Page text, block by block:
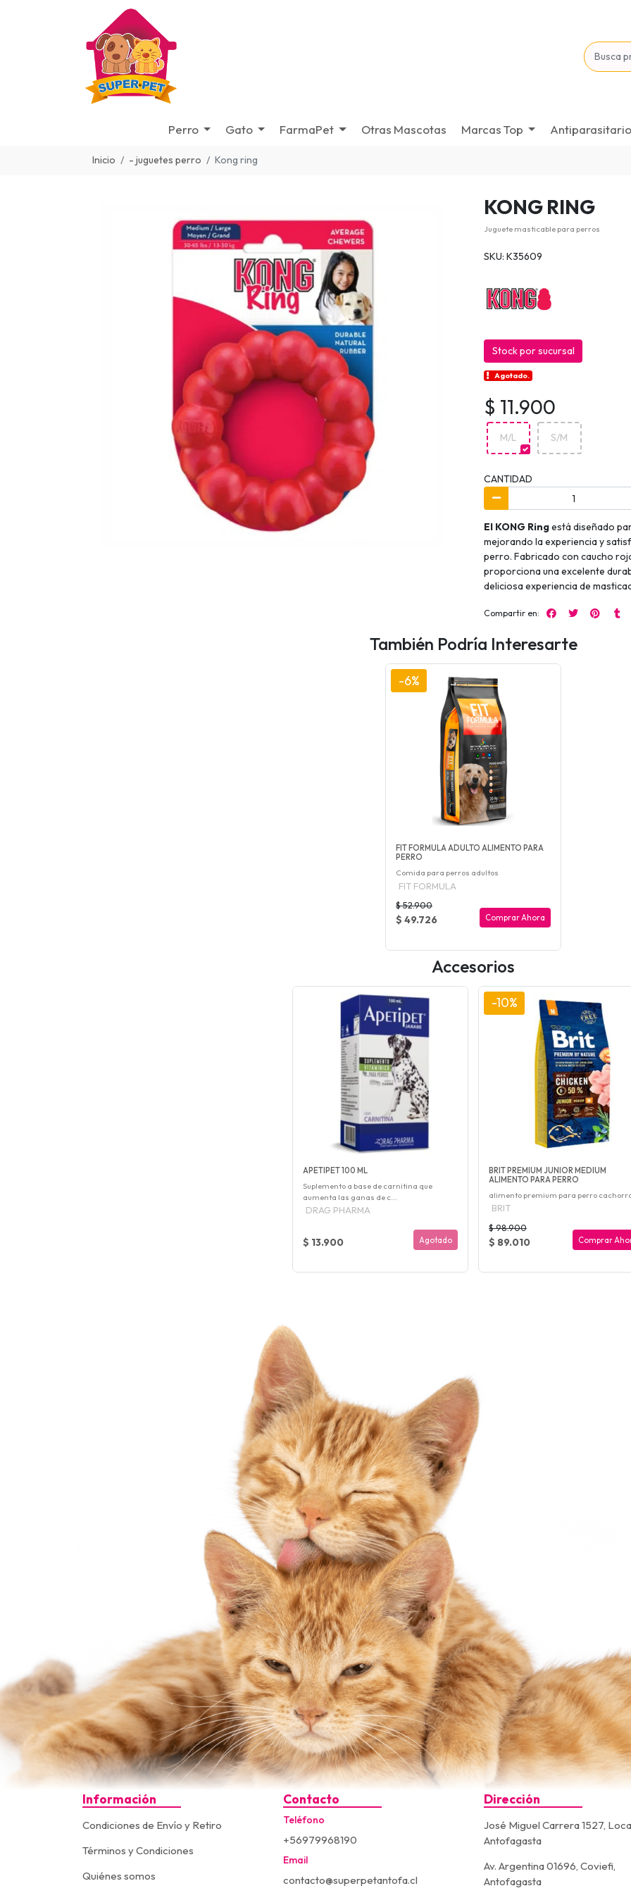
Perro Gato FarmaPet Otras Mascotas Marcas Top
Inicio - juguetes perro Kong ring
KONG RING
Juguete masticable para perros
SKU: K35609
Stock por sucursal
Agotado.
$ 11.900
M/L S/M
CANTIDAD
El KONG Ringestá diseñado
mejorando la experiencia y
perro. Fabricado con caucho
proporciona una excelente
deliciosa experiencia de
Compartir en:
También Podría Interesarte
-6%
FIT FORMULA ADULTO ALIMENTO PARA
PERRO
Comida para perros adultos
FIT FORMULA
$ 52.900
$ 49.726 Comprar Ahora
Accesorios
APETIPET 100 ML
Suplemento a base de carnitina que
aumenta las ganas de c...
DRAG PHARMA
$ 13.900 Agotado
-10%
BRIT PREMIUM JUNIOR MEDIUM
ALIMENTO PARA PERRO
alimento premium para perro
BRIT
$ 98.900
$ 89.010 Comprar
Información
Condiciones de Envío y Retiro
Términos y Condiciones
Quiénes somos
Contacto
Teléfono
+56979968190
Email
contacto@superpetantofa.cl
Dirección
José Miguel Carrera 1527,
Antofagasta
Av. Argentina 01696, Coviefi,
Antofagasta